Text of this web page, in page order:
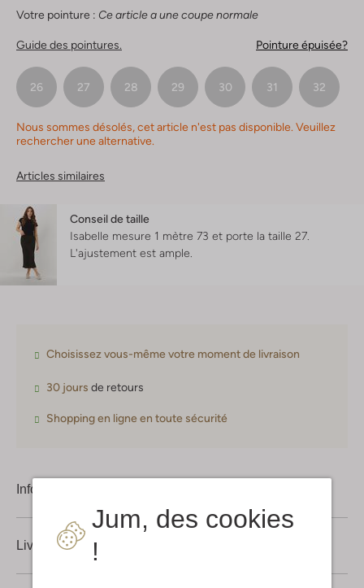
Jum, des cookies
!
Votre pointure : Ce article a une coupe normale
Guide des pointures. Pointure épuisée?
26 27 28 29 30 31 32
Nous sommes désolés, cet article n'est pas disponible. Veuillez
rechercher une alternative.
Articles similaires
Conseil de taille
Isabelle mesure 1 mètre 73 et porte la taille 27.
L'ajustement est ample
Choisissez vous-même votre moment de livraison
30 jours de retours
Shopping en ligne en toute sécurité
Information produit
Livraison & retours